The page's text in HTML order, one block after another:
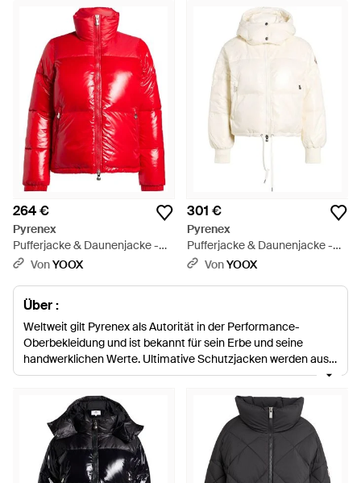
264 €
Pyrenex
Pufferjacke & Daunenjacke -
RotVonYOOX
301 €
Pyrenex
Pufferjacke & Daunenjacke -
WeißVonYOOX
Über :
Weltweit gilt Pyrenex als Autorität in der Performance-
Oberbekleidung und ist bekannt für sein Erbe und seine
handwerklichen Werte. Ultimative Schutzjacken werden aus
hochwertigen Gänse- und Entendaunen hergestellt, die aus
extremen Wetterbedingungen sowohl in Lappland als auch im
Himalaya getestet und sind so konstruiert, dass sie
Temperaturen von bis zu 40 °C standhalten. Bei Erfrierungen,
Wintersport ist Ihr Ding, dann sollten Sie wirklich nicht ohne
Pyrenex Jacken zu Hause gehen. Leicht, sie nehmen nicht